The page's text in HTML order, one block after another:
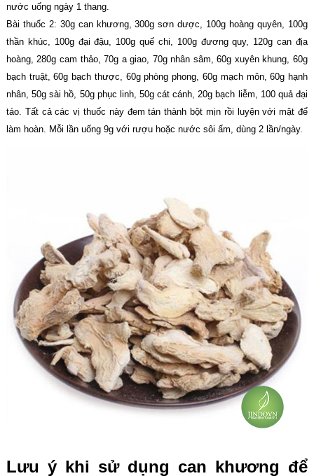
nước uống ngày 1 thang.
Bài thuốc 2: 30g can khương, 300g sơn dược, 100g hoàng quyên, 100g
thần khúc, 100g đại đậu, 100g quế chi, 100g đương quy, 120g can địa
hoàng, 280g cam thảo, 70g a giao, 70g nhân sâm, 60g xuyên khung, 60g
bạch truật, 60g bạch thược, 60g phòng phong, 60g mạch môn, 60g hạnh
nhân, 50g sài hồ, 50g phục linh, 50g cát cánh, 20g bạch liễm, 100 quả đại
táo. Tất cả các vị thuốc này đem tán thành bột mịn rồi luyện với mật để
làm hoàn. Mỗi lần uống 9g với rượu hoặc nước sôi ấm, dùng 2 lần/ngày.
Lưu ý khi sử dụng can khương để